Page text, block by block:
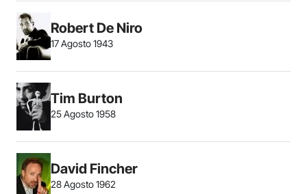
Robert De Niro
17 Agosto 1943
Tim Burton
25 Agosto 1958
David Fincher
28 Agosto 1962